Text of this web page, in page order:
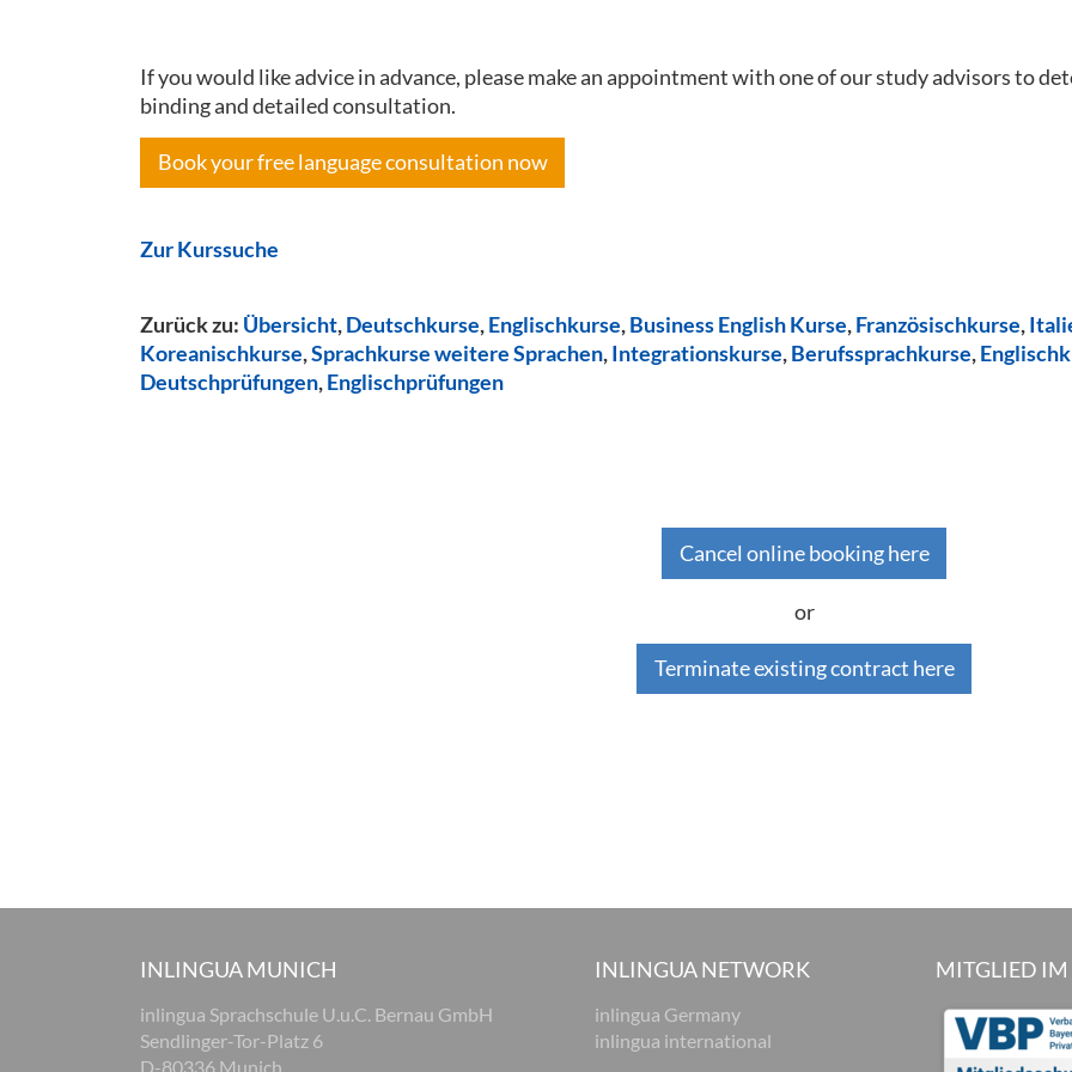
If you would like advice in advance, please make an appointment with one of our study advisors to
binding and detailed consultation.
Book your free language consultation now
Zur Kurssuche
Zurück zu: Übersicht,Deutschkurse,Englischkurse,Business English Kurse,Französischkurse,
Koreanischkurse,Sprachkurse weitere Sprachen,Integrationskurse,Berufssprachkurse,
Deutschprüfungen,Englischprüfungen
Cancel online booking here
or
Terminate existing contract here
INLINGUA MUNICH
inlingua Sprachschule U.u.C. Bernau GmbH
Sendlinger-Tor-Platz 6
D-80336 Munich
INLINGUA NETWORK
inlingua Germany
inlingua international
MITGLIED IM